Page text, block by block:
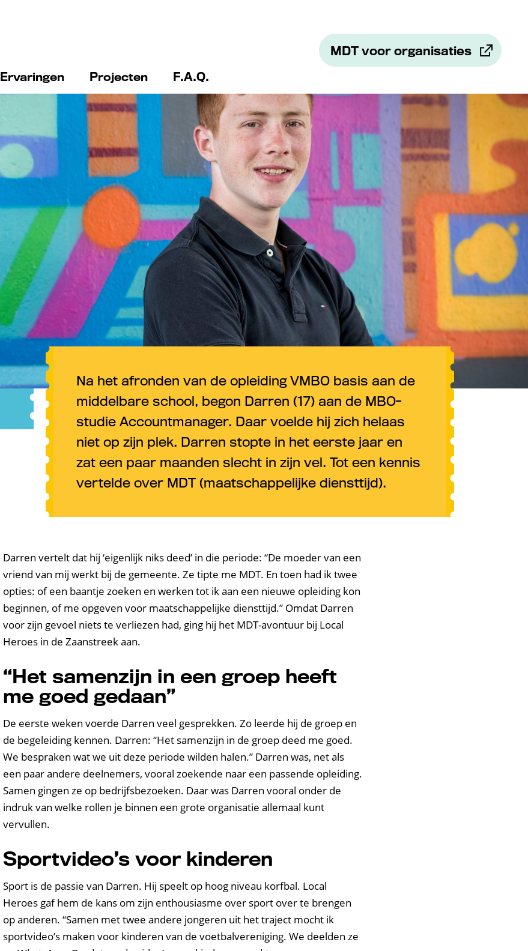
Ervaringen Projecten F.A.Q.
MDT voor organisaties
Na het afronden van de opleiding VMBO basis aan de
middelbare school, begon Darren (17) aan de MBO-
studie Accountmanager. Daar voelde hij zich helaas
niet op zijn plek. Darren stopte in het eerste jaar en
zat een paar maanden slecht in zijn vel. Tot een kennis
vertelde over MDT (maatschappelijke diensttijd).
Darren vertelt dat hij ‘eigenlijk niks deed’ in die periode: “De moeder van een
vriend van mij werkt bij de gemeente. Ze tipte me MDT. En toen had ik twee
opties: of een baantje zoeken en werken tot ik aan een nieuwe opleiding kon
beginnen, of me opgeven voor maatschappelijke diensttijd.” Omdat Darren
voor zijn gevoel niets te verliezen had, ging hij het MDT-avontuur bij Local
Heroes in de Zaanstreek aan.
“Het samenzijn in een groep heeft
me goed gedaan”
De eerste weken voerde Darren veel gesprekken. Zo leerde hij de groep en
de begeleiding kennen. Darren: “Het samenzijn in de groep deed me goed.
We bespraken wat we uit deze periode wilden halen.” Darren was, net als
een paar andere deelnemers, vooral zoekende naar een passende opleiding.
Samen gingen ze op bedrijfsbezoeken. Daar was Darren vooral onder de
indruk van welke rollen je binnen een grote organisatie allemaal kunt
vervullen.
Sportvideo’s voor kinderen
Sport is de passie van Darren. Hij speelt op hoog niveau korfbal. Local
Heroes gaf hem de kans om zijn enthousiasme over sport over te brengen
op anderen. “Samen met twee andere jongeren uit het traject mocht ik
sportvideo’s maken voor kinderen van de voetbalvereniging. We deelden ze